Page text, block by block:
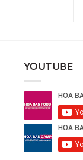
YOUTUBE